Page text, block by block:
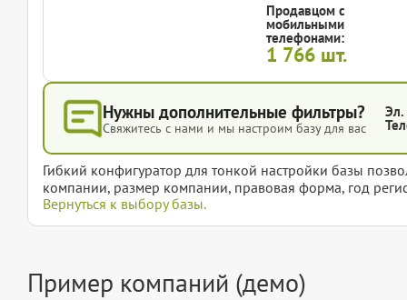
Продавцом с
мобильными
телефонами:
1 766 шт.
Нужны дополнительные фильтры?
Свяжитесь с нами и мы настроим базу для вас
Эл.
Гибкий конфигуратор для тонкой настройки базы
компании, размер компании, правовая форма, год
Вернуться к выбору базы.
Пример компаний (демо)